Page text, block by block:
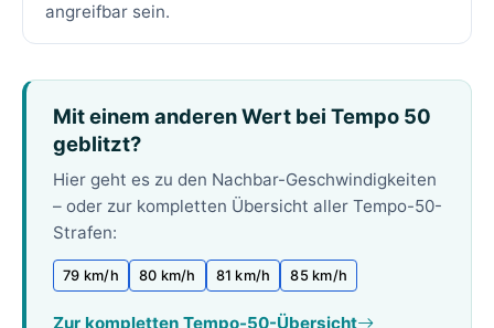
angreifbar sein.
Mit einem anderen Wert bei Tempo 50
geblitzt?
Hier geht es zu den Nachbar-Geschwindigkeiten
– oder zur kompletten Übersicht aller Tempo-50-
Strafen:
79 km/h 80 km/h 81 km/h 85 km/h
Zur kompletten Tempo-50-Übersicht